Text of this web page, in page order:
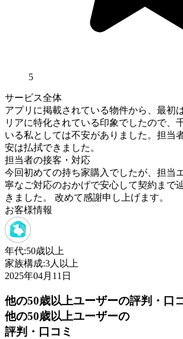
5
サービス全体
アプリに掲載されている物件から、最初
リアに特化されている印象でしたので、
いる私としては不安がありました。担当
安は払拭できました。
担当者の接客・対応
今回初めての持ち家購入でしたが、担当
寧なご対応のおかげで安心して契約まで
きました。 改めて感謝申し上げます。
お客様情報
年代:50歳以上
家族構成:3人以上
2025年04月11日
他の50歳以上ユーザーの評判・口
他の50歳以上ユーザーの
評判・口コミ